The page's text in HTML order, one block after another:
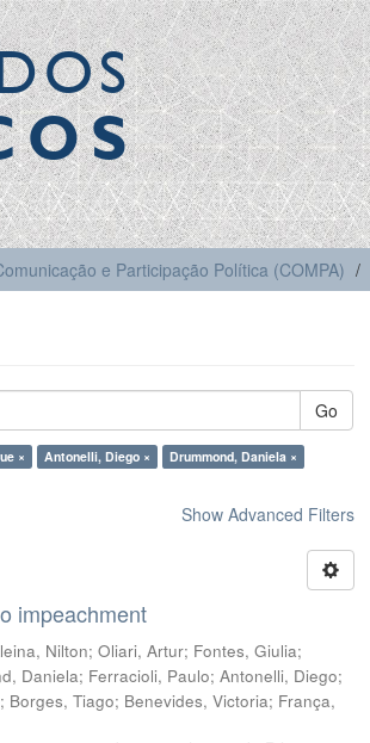
e Participação Política (COMPA)
Go
× Antonelli, Diego ×
Drummond, Daniela ×
Show Advanced Filters
impeachment
Nilton;Oliari, Artur; Fontes, Giulia;
Daniela; Ferracioli, Paulo;Antonelli, Diego;
; Borges, Tiago; Benevides, Victoria; França,